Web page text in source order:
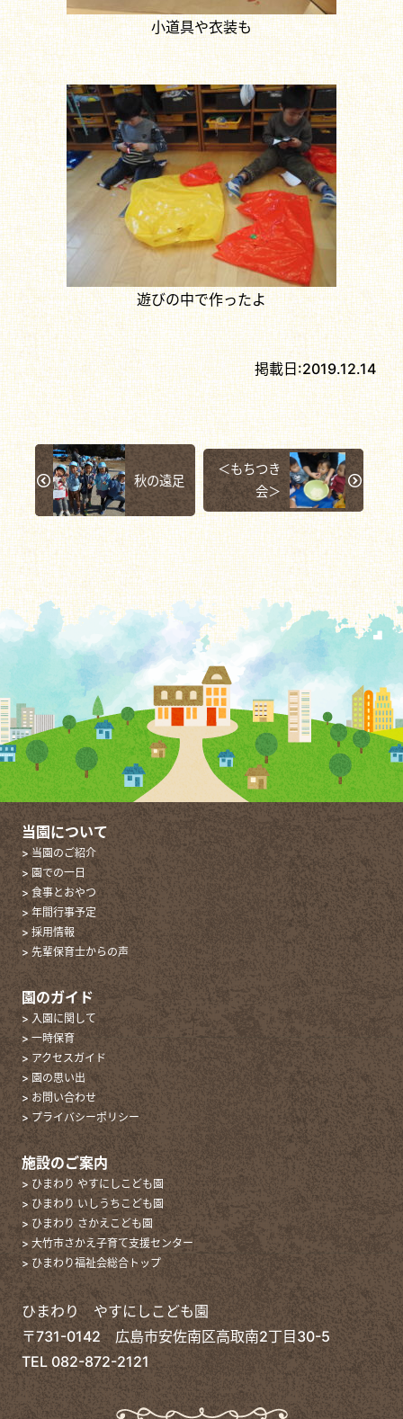
小道具や衣装も
遊びの中で作ったよ
掲載日:2019.12.14
秋の遠足
＜もちつき
会＞
当園について
> 当園のご紹介
> 園での一日
> 食事とおやつ
> 年間行事予定
> 採用情報
> 先輩保育士からの声
園のガイド
> 入園に関して
> 一時保育
> アクセスガイド
> 園の思い出
> お問い合わせ
> プライバシーポリシー
施設のご案内
> ひまわり やすにしこども園
> ひまわり いしうちこども園
> ひまわり さかえこども園
> 大竹市さかえ子育て支援センター
> ひまわり福祉会総合トップ
ひまわり やすにしこども園
〒731-0142 広島市安佐南区高取南2丁目30-5
TEL082-872-2121